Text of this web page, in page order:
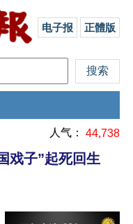
电子报 正體版
人气： 44,738
戏子”起死回生